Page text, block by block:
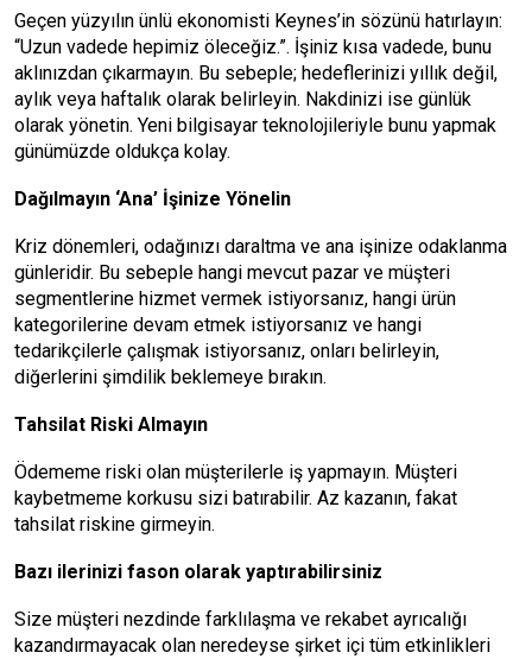
Geçen yüzyılın ünlü ekonomisti Keynes’in sözünü hatırlayın:
“Uzun vadede hepimiz öleceğiz.”. İşiniz kısa vadede, bunu
aklınızdan çıkarmayın. Bu sebeple; hedeflerinizi yıllık değil,
aylık veya haftalık olarak belirleyin. Nakdinizi ise günlük
olarak yönetin. Yeni bilgisayar teknolojileriyle bunu yapmak
günümüzde oldukça kolay.
Dağılmayın ‘Ana’ İşinize Yönelin
Kriz dönemleri, odağınızı daraltma ve ana işinize odaklanma
günleridir. Bu sebeple hangi mevcut pazar ve müşteri
segmentlerine hizmet vermek istiyorsanız, hangi ürün
kategorilerine devam etmek istiyorsanız ve hangi
tedarikçilerle çalışmak istiyorsanız, onları belirleyin,
diğerlerini şimdilik beklemeye bırakın.
Tahsilat Riski Almayın
Ödememe riski olan müşterilerle iş yapmayın. Müşteri
kaybetmeme korkusu sizi batırabilir. Az kazanın, fakat
tahsilat riskine girmeyin.
Bazı ilerinizi fason olarak yaptırabilirsiniz
Size müşteri nezdinde farklılaşma ve rekabet ayrıcalığı
kazandırmayacak olan neredeyse şirket içi tüm etkinlikleri